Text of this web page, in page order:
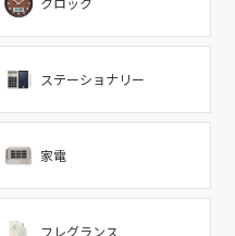
クロック
ステーショナリー
家電
フレグランス